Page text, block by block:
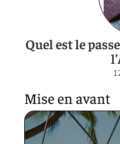
Quel est le
Mise en avant